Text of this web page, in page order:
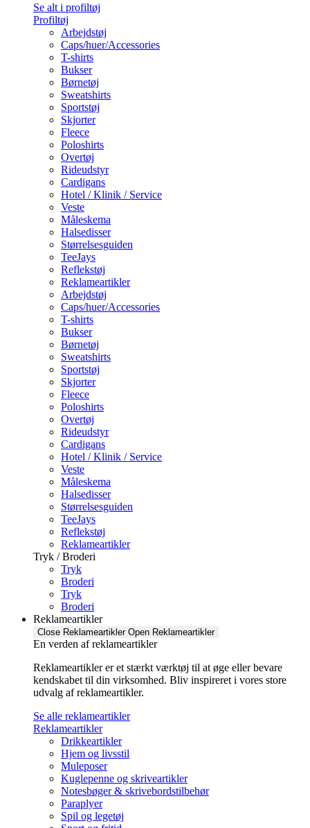
Se alt i profiltøj
Profiltøj
Arbejdstøj
Caps/huer/Accessories
T-shirts
Bukser
Børnetøj
Sweatshirts
Sportstøj
Skjorter
Fleece
Poloshirts
Overtøj
Rideudstyr
Cardigans
Hotel / Klinik / Service
Veste
Måleskema
Halsedisser
Størrelsesguiden
TeeJays
Reflekstøj
Reklameartikler
Arbejdstøj
Caps/huer/Accessories
T-shirts
Bukser
Børnetøj
Sweatshirts
Sportstøj
Skjorter
Fleece
Poloshirts
Overtøj
Rideudstyr
Cardigans
Hotel / Klinik / Service
Veste
Måleskema
Halsedisser
Størrelsesguiden
TeeJays
Reflekstøj
Reklameartikler
Tryk / Broderi
Tryk
Broderi
Tryk
Broderi
Reklameartikler
Close Reklameartikler Open Reklameartikler
En verden af reklameartikler ​
Reklameartikler er et stærkt værktøj til at øge eller bevare
kendskabet til din virksomhed. Bliv inspireret i vores store
udvalg af reklameartikler.
Se alle reklameartikler
Reklameartikler
Drikkeartikler
Hjem og livsstil
Muleposer
Kuglepenne og skriveartikler
Notesbøger & skrivebordstilbehør
Paraplyer
Spil og legetøj